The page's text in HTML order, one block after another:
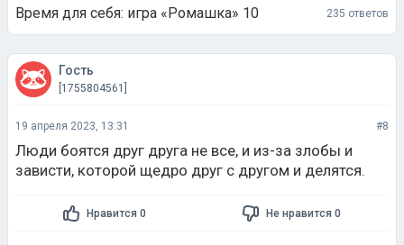
Время для себя: игра «Ромашка» 10 235 ответов
Гость
[1755804561]
19 апреля 2023, 13:31 #8
Люди боятся друг друга не все, и из-за злобы и
зависти, которой щедро друг с другом и делятся.
Нравится 0 Не нравится 0